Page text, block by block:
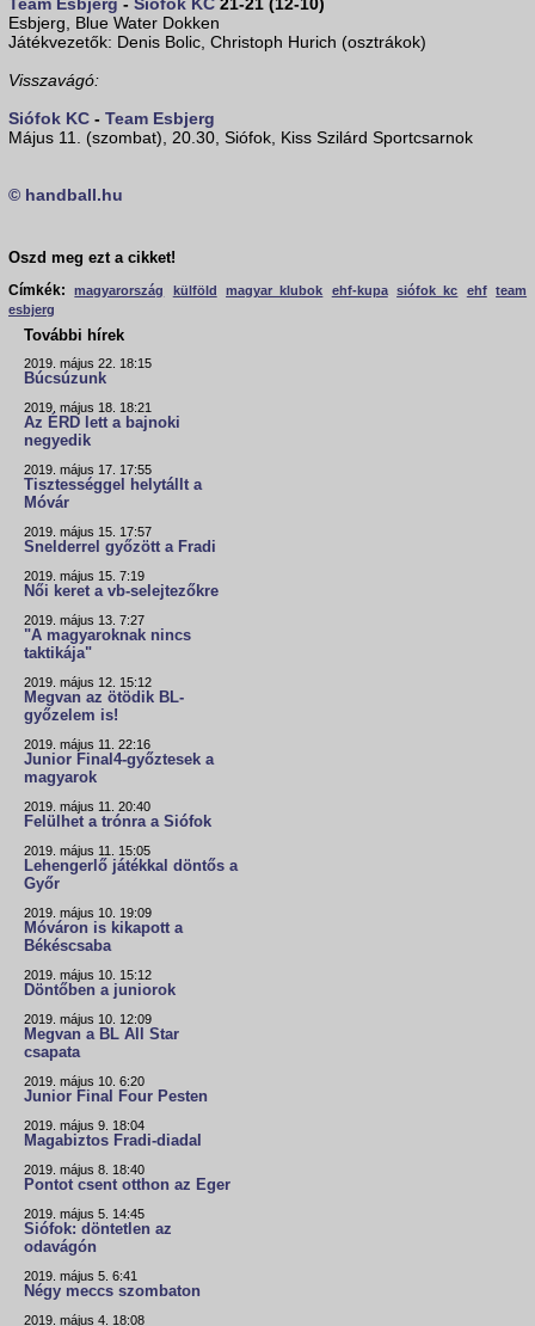
Esbjerg, Blue Water Dokken
Játékvezetők: Denis Bolic, Christoph Hurich (osztrákok)
Visszavágó:
Siófok KC - Team Esbjerg
Május 11. (szombat), 20.30, Siófok, Kiss Szilárd Sportcsarnok
© handball.hu
Oszd meg ezt a cikket!
Címkék:
magyarország külföld magyar klubok ehf-kupa siófok kc ehf
team
esbjerg
További hírek
2019. május 22. 18:15
Búcsúzunk
2019. május 18. 18:21
Az ÉRD lett a bajnoki
negyedik
2019. május 17. 17:55
Tisztességgel helytállt a
Móvár
2019. május 15. 17:57
Snelderrel győzött a Fradi
2019. május 15. 7:19
Női keret a vb-selejtezőkre
2019. május 13. 7:27
"A magyaroknak nincs
taktikája"
2019. május 12. 15:12
Megvan az ötödik BL-
győzelem is!
2019. május 11. 22:16
Junior Final4-győztesek a
magyarok
2019. május 11. 20:40
Felülhet a trónra a Siófok
2019. május 11. 15:05
Lehengerlő játékkal döntős a
Győr
2019. május 10. 19:09
Móváron is kikapott a
Békéscsaba
2019. május 10. 15:12
Döntőben a juniorok
2019. május 10. 12:09
Megvan a BL All Star
csapata
2019. május 10. 6:20
Junior Final Four Pesten
2019. május 9. 18:04
Magabiztos Fradi-diadal
2019. május 8. 18:40
Pontot csent otthon az Eger
2019. május 5. 14:45
Siófok: döntetlen az
odavágón
2019. május 5. 6:41
Négy meccs szombaton
2019. május 4. 18:08